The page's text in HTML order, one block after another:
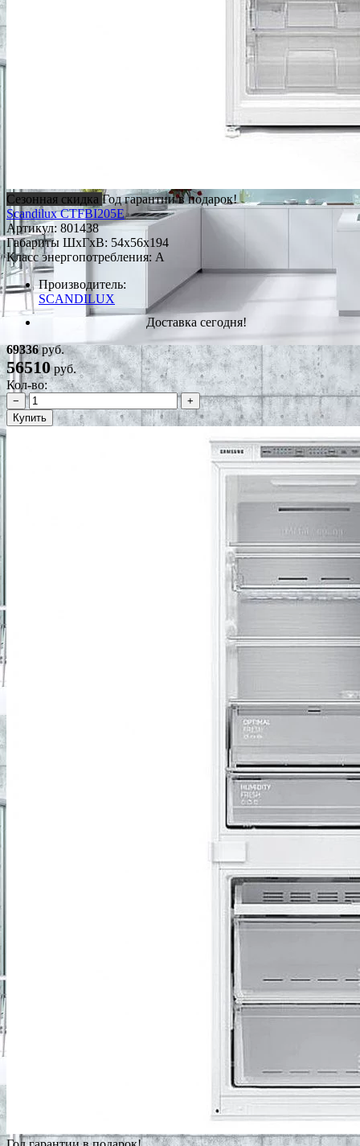
Сезонная скидка Год гарантии в подарок!
Scandilux CTFBI205E
Артикул: 801438
Габариты ШxГxВ: 54x56x194
Класс энергопотребления: A
Производитель:
SCANDILUX
Доставка сегодня!
69336руб.
56510руб.
Кол-во:
−
+
Купить